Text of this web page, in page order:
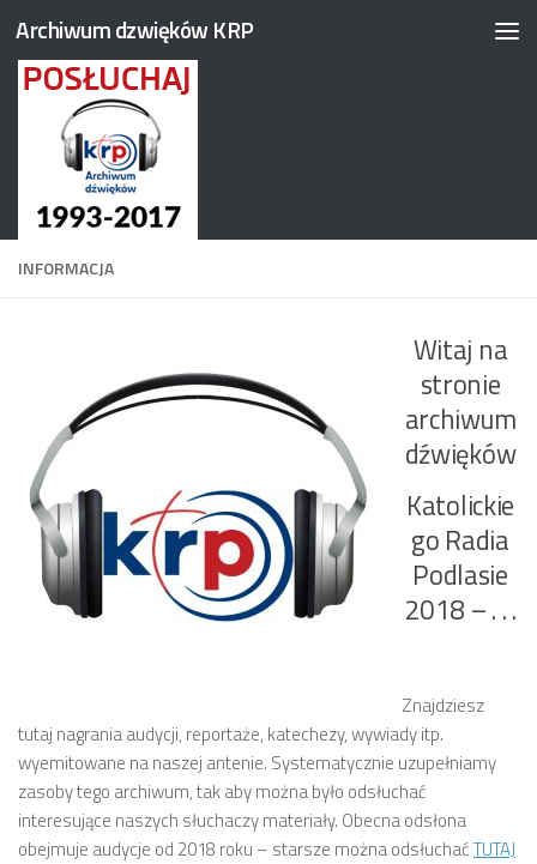
Przejdź do treści
Archiwum dzwięków KRP
INFORMACJA
Witaj na
stronie
archiwum
dźwięków
Katolickie
go Radia
Podlasie
2018 – . . .
Znajdziesz
tutaj nagrania audycji, reportaże, katechezy, wywiady itp.
wyemitowane na naszej antenie. Systematycznie uzupełniamy
zasoby tego archiwum, tak aby można było odsłuchać
interesujące naszych słuchaczy materiały. Obecna odsłona
obejmuje audycje od 2018 roku – starsze można odsłuchaćTUTAJ